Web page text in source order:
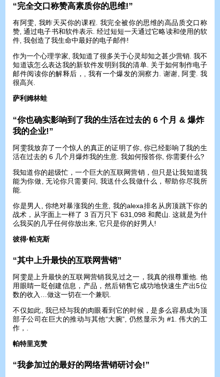
“完全交口称赞高素质你的思维!”
有阿雯, 我昨天买你的课程. 我完全被你的思维的高品质交口称
赞, 通过电子书和软件表示. 经过短短一天通过它略读和使用的软
件, 我创造了我生命中最好的电子邮件!
作为一个心理学家, 我知道了很多关于心灵却知之甚少营销. 我不
知道该怎么表达我的新软件发明到我的清单. 关于如何制作电子
邮件阅读你的解释后，, 我有一个爆发的洞察力. 谢谢, 阿雯. 我
很高兴.
萨利姆林蛙
“你也确实影响到了我的生活在过去的 6 个月 & 爆炸
我的企业!”
阿雯我放弃了一个惊人的真正的证明了你, 你已经影响了我的生
活在过去的 6 几个月爆炸我的生意. 我如何报答你, 你需要什么?
我知道你的超级忙，一个巨大的互联网营销，但只是让我知道我
能为你做, 无论你只需要问, 我送什么我做什么，帮助你尽我所
能.
你是男人, 你绝对暴涨我的生意, 我的alexa排名从房顶跳下你的
战术，从字面上一样了 3 百万只下 631,098 和爬山. 这就是为什
么我买的几乎任何你放出来, 它只是你的好男人!
彼得·帕克斯
“其中上升最快的互联网营销”
阿雯是上升最快的互联网营销我见过之一，我真的很尊重他. 他
用眼睛一眨创建信息，产品，然后销售它成功地快速生产出5位
数的收入…做这一切在一个兼职.
不仅如此, 我已经与我的肉眼看到它的时候，是多么容易成为顶
部子公司在巨大的推动与其他“大腕”, 仍然显示为 #1. 伟大的工
作，.
帕特里克赞
“我参加过的最好的网络营销研讨会!”